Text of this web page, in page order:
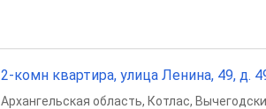
2-комн квартира, улица Ленина, 49, д.
Архангельская область, Котлас,